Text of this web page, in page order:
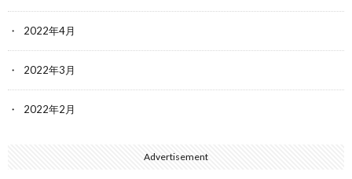
2022年4月
2022年3月
2022年2月
Advertisement